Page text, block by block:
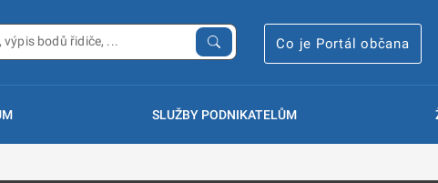
Co je Portál občana
SLUŽBY PODNIKATELŮM